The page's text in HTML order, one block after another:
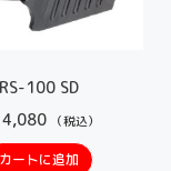
RS-100 SD
（税込）
カートに追加